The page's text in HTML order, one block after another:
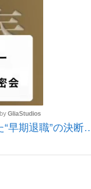
の空気のまま解散」WBC
悪者扱いされているのが
いまさら聞けない資
GliaStudios
早期退職”の決断